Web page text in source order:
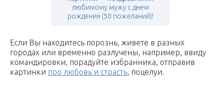
любимому мужу с днем
рождения (50 пожеланий)!
Если Вы находитесь порознь, живете в разных
городах или временно разлучены, например, ввиду
командировки, порадуйте избранника, отправив
картинки про любовь и страсть, поцелуи.